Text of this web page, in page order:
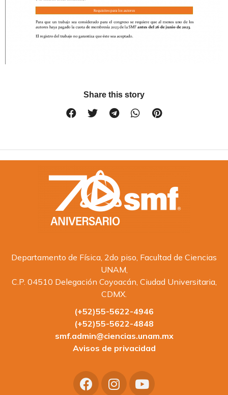
Share this story
Departamento de Física, 2do piso, Facultad de Ciencias
UNAM,
C.P. 04510 Delegación Coyoacán, Ciudad Universitaria,
CDMX.
(+52)55-5622-4946
(+52)55-5622-4848
smf.admin@ciencias.unam.mx
Avisos de privacidad